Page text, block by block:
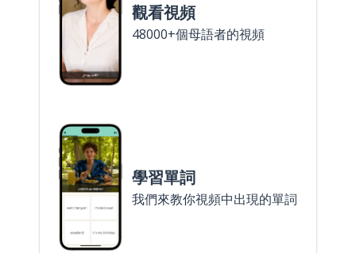
觀看視頻
48000+個母語者的視頻
學習單詞
我們來教你視頻中出現的單詞